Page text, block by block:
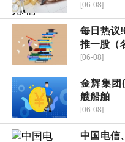
[06-08]
每日热议
推一股（
[06-08]
金辉集团
艘船舶
[06-08]
中国电信